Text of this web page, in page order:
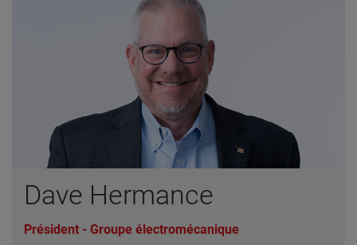
Dave Hermance
Président - Groupe électromécanique